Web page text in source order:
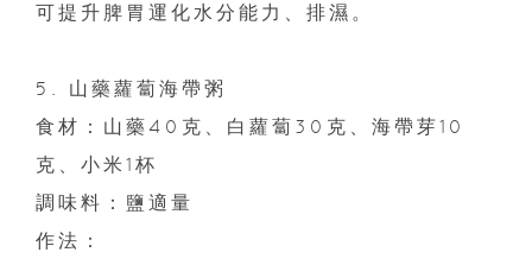
可提升脾胃運化水分能力、排濕。
5. 山藥蘿蔔海帶粥
食材：山藥40克、白蘿蔔30克、海帶芽10
克、小米1杯
調味料：鹽適量
作法：